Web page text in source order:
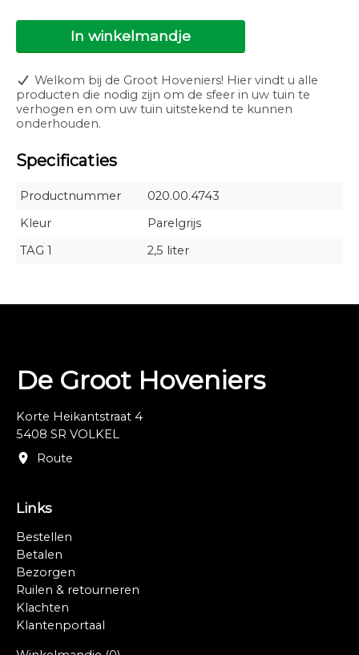
In winkelmandje
Welkom bij de Groot Hoveniers! Hier vindt u alle
producten die nodig zijn om de sfeer in uw tuin te
verhogen en om uw tuin uitstekend te kunnen
onderhouden.
Specificaties
Productnummer
020.00.4743
Kleur
Parelgrijs
TAG 1
2,5 liter
De Groot Hoveniers
Korte Heikantstraat 4
5408 SR VOLKEL
Route
Links
Bestellen
Betalen
Bezorgen
Ruilen & retourneren
Klachten
Klantenportaal